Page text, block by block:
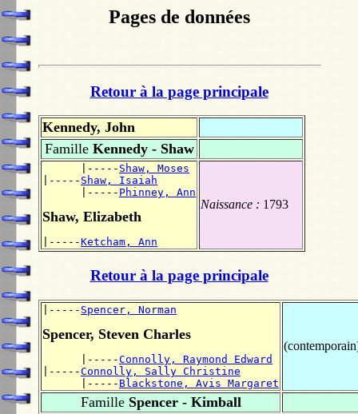
Pages de données
Retour à la page principale
Kennedy, John
FamilleKennedy - Shaw
      |-----
Shaw, Moses
|----- Shaw, Isaiah
      |-----
Phinney, Ann
Shaw, Elizabeth
|-----Ketcham, Ann
Naissance : 1793
Retour à la page principale
|----- Spencer, Norman
Spencer, Steven Charles
      |-----
Connolly, Raymond Edward
|-----Connolly, Sally Christine
      |-----
Blackstone, Avis Margaret
FamilleSpencer - Kimball